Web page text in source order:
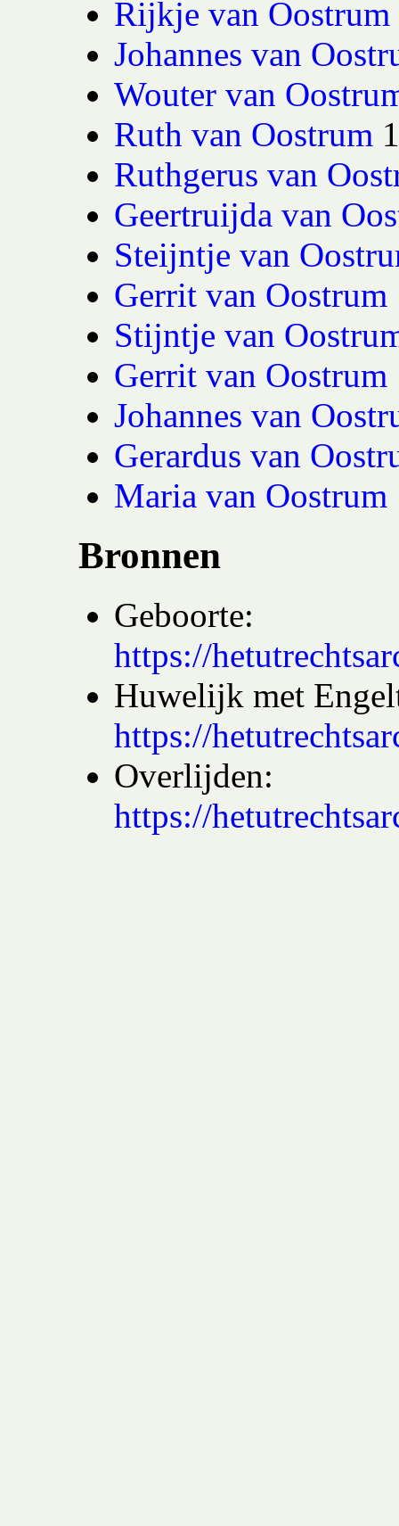
Rijkje van Oostrum
Johannes van
Wouter van
Ruth van Oostrum
Ruthgerus van
Geertruijda van
Steijntje van
Gerrit van Oostrum
Stijntje van
Gerrit van Oostrum
Johannes van
Gerardus van
Maria van Oostrum
Bronnen
Geboorte:
https://
Huwelijk met
https://
Overlijden:
https://